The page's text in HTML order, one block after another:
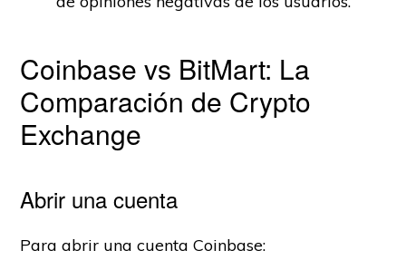
Coinbase vs BitMart: La
Comparación de Crypto
Exchange
Abrir una cuenta
Para abrir una cuenta Coinbase: